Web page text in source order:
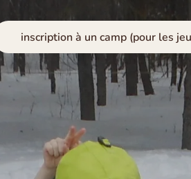
inscription à un camp (pour les